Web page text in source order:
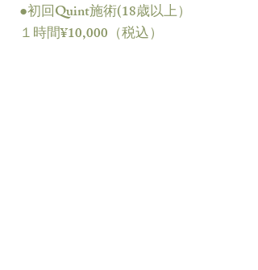
●初回Quint施術(18歳以上）
１時間¥10,000（税込）